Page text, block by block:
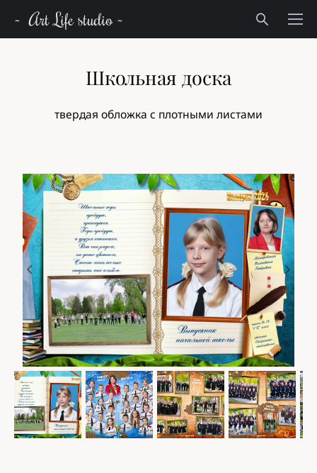
~ Art Life studio ~
Школьная доска
твердая обложка с плотными листами